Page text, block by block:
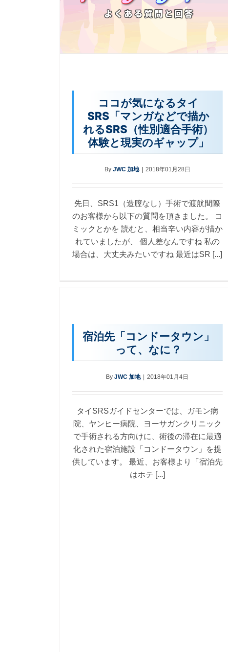
ココが気になるタイ
SRS「マンガなどで描か
れるSRS（性別適合手術）
体験と現実のギャップ」
By JWC 加地 2018年01月28日
先日、SRS1（造膣なし）手術で渡航間際
のお客様から以下の質問を頂きました。 コ
ミックとかを 読むと、相当辛い内容が描か
れていましたが、 個人差なんですね 私の
場合は、大丈夫みたいですね 最近はSR [...]
宿泊先「コンドータウン」
って、なに？
ByJWC 加地 | 2018年01月4日
タイSRSガイドセンターでは、ガモン病
院、ヤンヒー病院、ヨーサガンクリニック
で手術される方向けに、術後の滞在に最適
化された宿泊施設「コンドータウン」を提
供しています。 最近、お客様より「宿泊先
はホテ [...]